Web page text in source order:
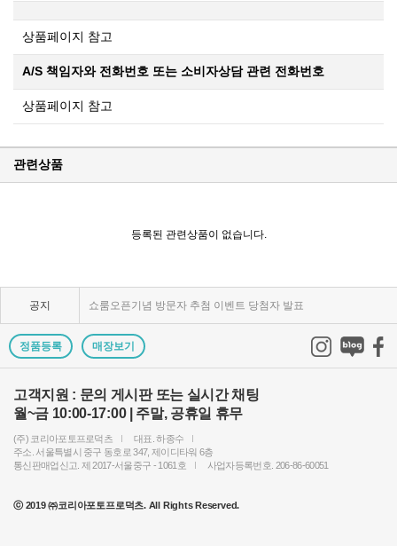
상품페이지 참고
A/S 책임자와 전화번호 또는 소비자상담 관련 전화번호
상품페이지 참고
관련상품
등록된 관련상품이 없습니다.
공지
KPP 쇼룸 강의장 무료 대관
쇼룸오픈기념 방문자 추첨 이벤트 당첨자 발표
제1회 티티아티산 사진공모전 결과발표
2024 레오포토 부산 세미나 경품추첨 당첨자 발표
토키나 주관 국제 필터 사진 공모전 2023 안내
정품등록 매장보기
고객지원 : 문의 게시판 또는 실시간 채팅
월~금 10:00-17:00 | 주말, 공휴일 휴무
(주) 코리아포토프로덕츠
대표. 하종수
주소. 서울특별시 중구 동호로 347, 제이디타워 6층
통신판매업신고. 제 2017-서울중구 - 1061호
사업자등록번호. 206-86-60051
ⓒ 2019 ㈜코리아포토프로덕츠. All Rights Reserved.